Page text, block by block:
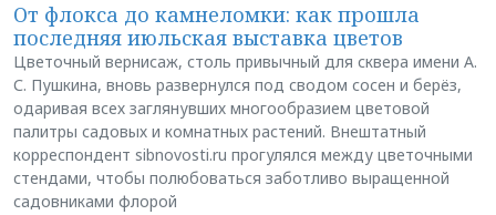
От флокса до камнеломки: как прошла
последняя июльская выставка цветов
Цветочный вернисаж, столь привычный для сквера имени А.
С. Пушкина, вновь развернулся под сводом сосен и берёз,
одаривая всех заглянувших многообразием цветовой
палитры садовых и комнатных растений. Внештатный
корреспондент sibnovosti.ru прогулялся между цветочными
стендами, чтобы полюбоваться заботливо выращенной
садовниками флорой